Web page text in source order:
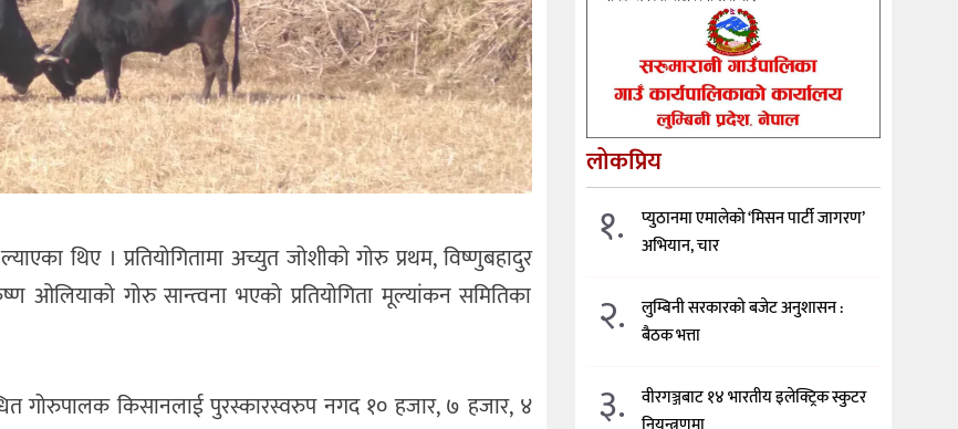
थिए । प्रतियोगितामा अच्युत जोशीको गोरु प्रथम, विष्णुबहादुर
ओलियाको गोरु सान्त्वना भएको प्रतियोगिता मूल्यांकन समितिका
गोरुपालक किसानलाई पुरस्कारस्वरुप नगद १० हजार, ७ हजार, ४
लोकप्रिय
१.
प्युठानमा एमालेको ‘मिसन पार्टी जागरण’
अभियान, चार
२.
लुम्बिनी सरकारको बजेट अनुशासन :
बैठक भत्ता
३.
वीरगञ्जबाट १४ भारतीय इलेक्ट्रिक स्कुटर